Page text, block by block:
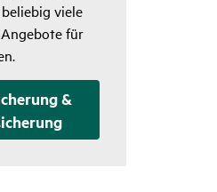
viele
für
&